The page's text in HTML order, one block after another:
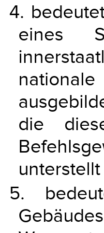
4.
eines
die
5.